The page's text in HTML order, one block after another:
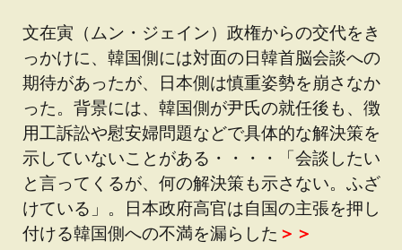
文在寅（ムン・ジェイン）政権からの交代をき
っかけに、韓国側には対面の日韓首脳会談への
期待があったが、日本側は慎重姿勢を崩さなか
った。背景には、韓国側が尹氏の就任後も、徴
用工訴訟や慰安婦問題などで具体的な解決策を
示していないことがある・・・・「会談したい
と言ってくるが、何の解決策も示さない。ふざ
けている」。日本政府高官は自国の主張を押し
付ける韓国側への不満を漏らした ＞＞